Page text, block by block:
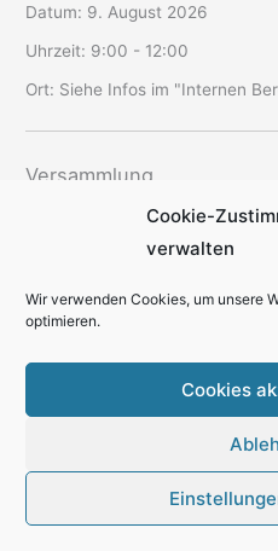
Cookie-
verwalten
Wir verwenden Cookies, um unsere
optimieren.
Cookies
Datum: 9. August 2026
Uhrzeit: 9:00 - 12:00
Ort: Siehe Infos im "Internen
Versammlung
12. August 2026
19:30 - 22:00
Ort:SAV-Vereinsheim